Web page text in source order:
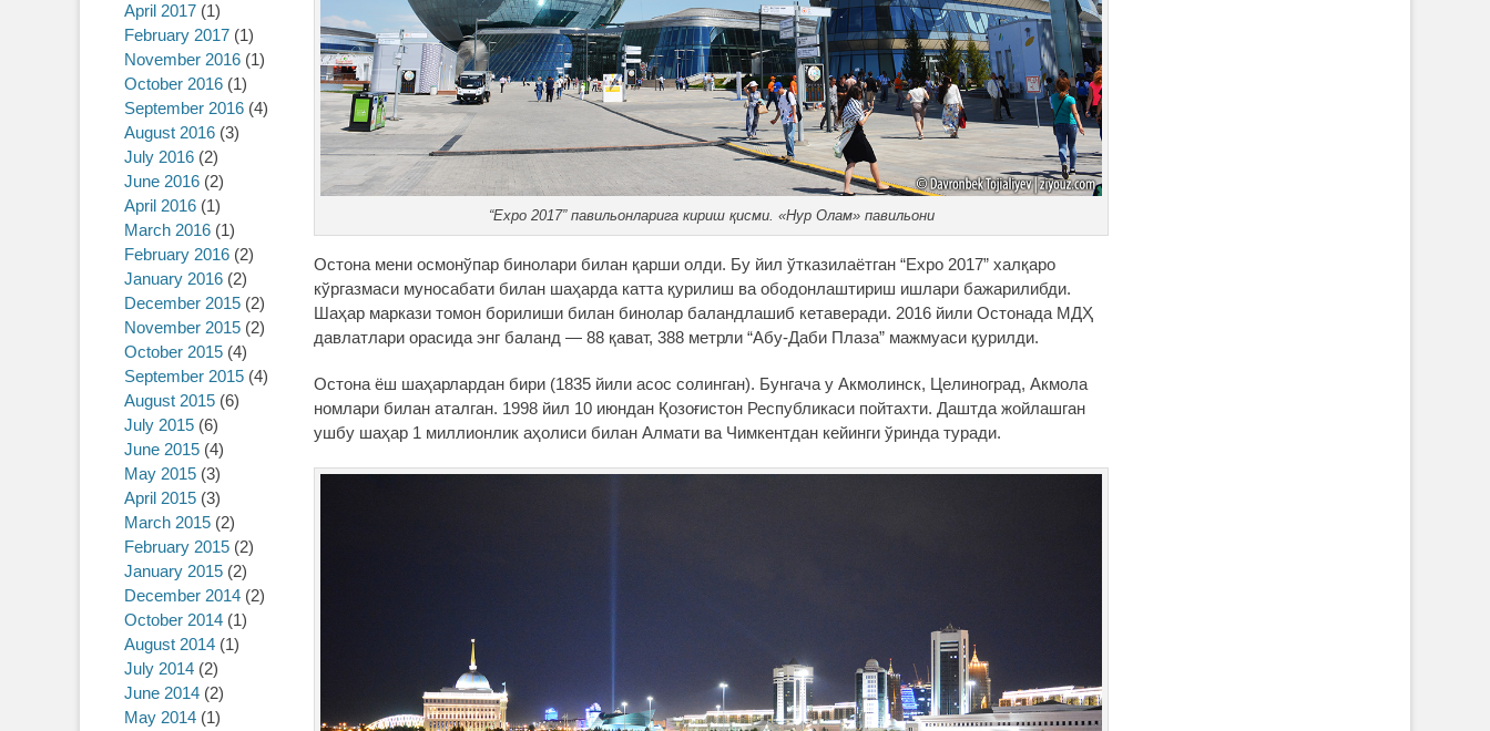
“Expo 2017” павильонларига кириш қисми. «Нур Олам» павильони
Остона мени осмонўпар бинолари билан қарши олди. Бу йил ўтказилаётган “Expo 2017” халқаро
кўргазмаси муносабати билан шаҳарда катта қурилиш ва ободонлаштириш ишлари бажарилибди.
Шаҳар маркази томон борилиши билан бинолар баландлашиб кетаверади. 2016 йили Остонада МДҲ
давлатлари орасида энг баланд — 88 қават, 388 метрли “Абу-Даби Плаза” мажмуаси қурилди.
Остона ёш шаҳарлардан бири (1835 йили асос солинган). Бунгача у Акмолинск, Целиноград, Акмола
номлари билан аталган. 1998 йил 10 июндан Қозоғистон Республикаси пойтахти. Даштда жойлашган
ушбу шаҳар 1 миллионлик аҳолиси билан Алмати ва Чимкентдан кейинги ўринда туради.
April 2017 (1)
February 2017 (1)
November 2016 (1)
October 2016 (1)
September 2016 (4)
August 2016 (3)
July 2016 (2)
June 2016 (2)
April 2016 (1)
March 2016 (1)
February 2016 (2)
January 2016 (2)
December 2015 (2)
November 2015 (2)
October 2015 (4)
September 2015 (4)
August 2015 (6)
July 2015 (6)
June 2015 (4)
May 2015 (3)
April 2015 (3)
March 2015 (2)
February 2015 (2)
January 2015 (2)
December 2014 (2)
October 2014 (1)
August 2014 (1)
July 2014 (2)
June 2014 (2)
May 2014 (1)